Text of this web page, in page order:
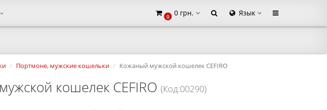
0 0 грн. Язык
Портмоне, мужские кошельки Кожаный мужской кошелек CEFIRO
Українська кошелек CEFIRO (Код:00290)